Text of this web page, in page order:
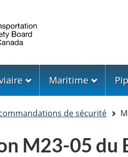
Maritime
de sécurité
M23-05 du